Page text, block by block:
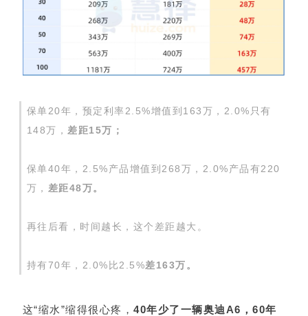
保单20年，预定利率2.5%增值到163万，2.0%只有
148万， 差距15万；
保单40年，2.5%产品增值到268万，2.0%产品有220
万， 差距48万。
再往后看，时间越长，这个差距越大。
持有70年，2.0%比2.5%差163万。
这“缩水”缩得很心疼，40年少了一辆奥迪A6，60年